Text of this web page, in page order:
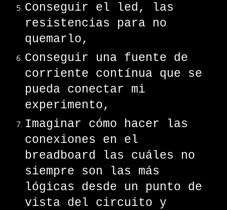
Conseguir el led, las
resistencias para no
quemarlo,
Conseguir una fuente de
corriente contínua que se
pueda conectar mi
experimento,
Imaginar cómo hacer las
conexiones en el
breadboard las cuáles no
siempre son las más
lógicas desde un punto de
vista del circuito y